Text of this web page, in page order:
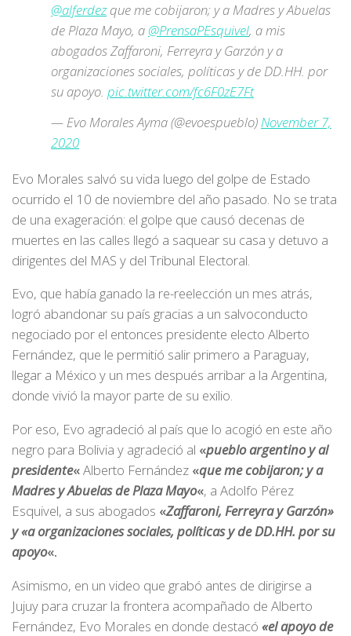
@alferdezque me cobijaron; y a Madres y Abuelas
de Plaza Mayo, a @PrensaPEsquivel, a mis
abogados Zaffaroni, Ferreyra y Garzón y a
organizaciones sociales, políticas y de DD.HH. por
su apoyo. pic.twitter.com/fc6F0zE7Ft
— Evo Morales Ayma (@evoespueblo)November 7,
2020
Evo Morales salvó su vida luego del golpe de Estado
ocurrido el 10 de noviembre del año pasado. No se trata
de una exageración: el golpe que causó decenas de
muertes en las calles llegó a saquear su casa y detuvo a
dirigentes del MAS y del Tribunal Electoral.
Evo, que había ganado la re-reelección un mes atrás,
logró abandonar su país gracias a un salvoconducto
negociado por el entonces presidente electo Alberto
Fernández, que le permitió salir primero a Paraguay,
llegar a México y un mes después arribar a la Argentina,
donde vivió la mayor parte de su exilio.
Por eso, Evo agradeció al país que lo acogió en este año
negro para Bolivia y agradeció al «pueblo argentino y al
presidente«Alberto Fernández «que me cobijaron; y a
Madres y Abuelas de Plaza Mayo«, a Adolfo Pérez
Esquivel, a sus abogados «Zaffaroni, Ferreyra y Garzón»
y «a organizaciones sociales, políticas y de DD.HH. por su
apoyo«.
Asimismo, en un video que grabó antes de dirigirse a
Jujuy para cruzar la frontera acompañado de Alberto
Fernández, Evo Morales en donde destacó «el apoyo de